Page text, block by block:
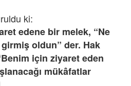
ki:
edene bir melek, “Ne
oldun” der. Hak
için ziyaret eden
mükâfatlar